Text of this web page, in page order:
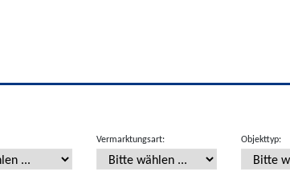
Vermarktungsart: Objekttyp: